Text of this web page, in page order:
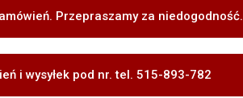
Przepraszamy za niedogodność.
i wysyłek pod nr. tel. 515-893-782